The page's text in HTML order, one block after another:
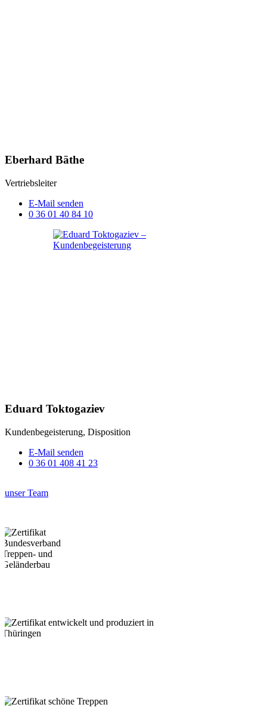
Eberhard Bäthe
Vertriebsleiter
E-Mail senden
0 36 01 40 84 10
Eduard Toktogaziev
Kundenbegeisterung, Disposition
E-Mail senden
0 36 01 408 41 23
unser Team